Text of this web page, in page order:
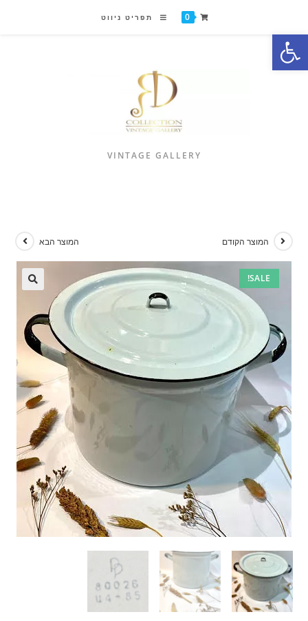
פתח סרגל נגישות
0 תפריט ניווט
VINTAGE GALLERY
SALE!
המוצר הקודם המוצר הבא